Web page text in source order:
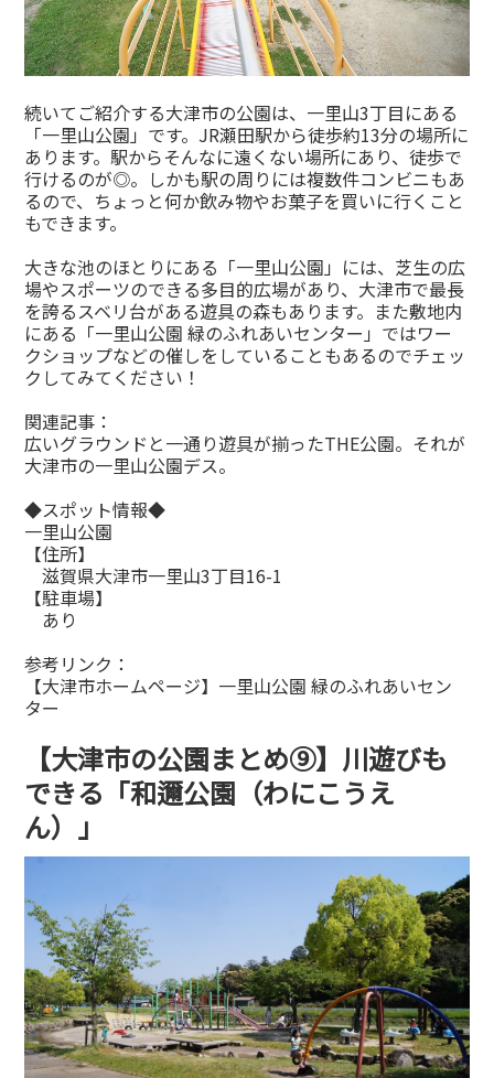
続いてご紹介する大津市の公園は、一里山3丁目にある
「一里山公園」です。JR瀬田駅から徒歩約13分の場所に
あります。駅からそんなに遠くない場所にあり、徒歩で
行けるのが◎。しかも駅の周りには複数件コンビニもあ
るので、ちょっと何か飲み物やお菓子を買いに行くこと
もできます。
大きな池のほとりにある「一里山公園」には、芝生の広
場やスポーツのできる多目的広場があり、大津市で最長
を誇るスベリ台がある遊具の森もあります。また敷地内
にある「一里山公園 緑のふれあいセンター」ではワー
クショップなどの催しをしていることもあるのでチェッ
クしてみてください！
関連記事：
広いグラウンドと一通り遊具が揃ったTHE公園。それが
大津市の一里山公園デス。
◆スポット情報◆
一里山公園
【住所】
滋賀県大津市一里山3丁目16-1
【駐車場】
あり
参考リンク：
【大津市ホームページ】一里山公園 緑のふれあいセン
ター
【大津市の公園まとめ⑨】川遊びも
できる「和邇公園（わにこうえ
ん）」